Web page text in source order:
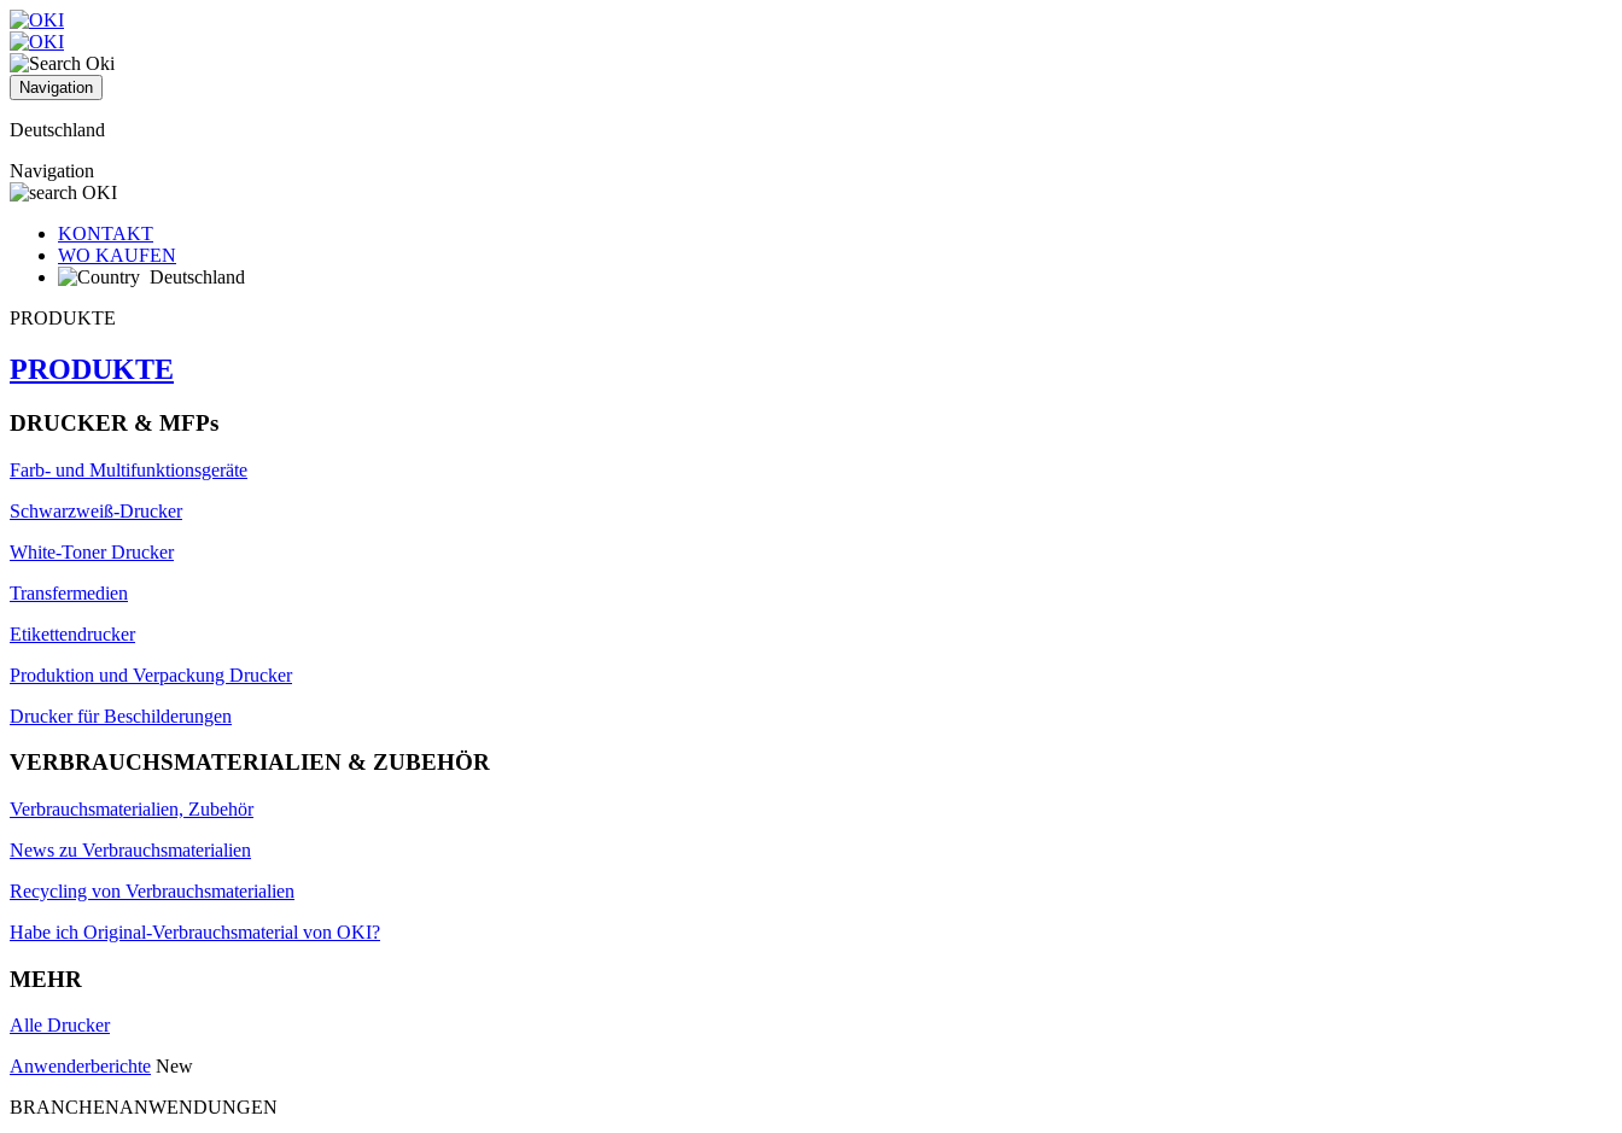
Navigation
Deutschland
Navigation
KONTAKT
WO KAUFEN
Deutschland
PRODUKTE
PRODUKTE
DRUCKER & MFPs
Farb- und Multifunktionsgeräte
Schwarzweiß-Drucker
White-Toner Drucker
Transfermedien
Etikettendrucker
Produktion und Verpackung Drucker
Drucker für Beschilderungen
VERBRAUCHSMATERIALIEN & ZUBEHÖR
Verbrauchsmaterialien, Zubehör
News zu Verbrauchsmaterialien
Recycling von Verbrauchsmaterialien
Habe ich Original-Verbrauchsmaterial von OKI?
MEHR
Alle Drucker
Anwenderberichte New
BRANCHENANWENDUNGEN